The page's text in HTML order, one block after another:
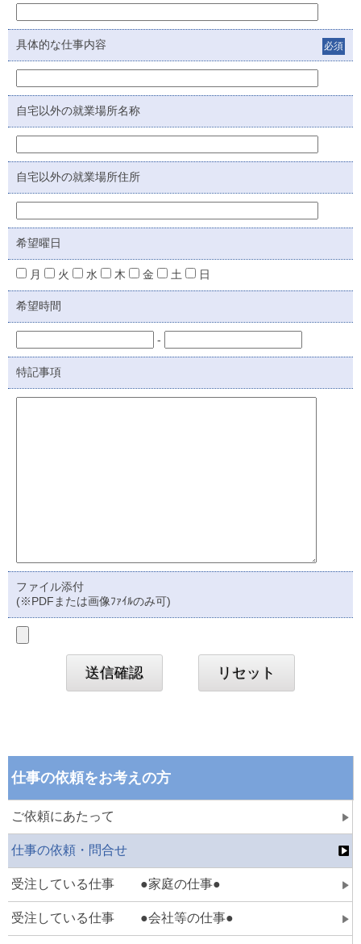
具体的な仕事内容 必須
自宅以外の就業場所名称
自宅以外の就業場所住所
希望曜日
月 火 水 木 金 土 日
希望時間
-
特記事項
ファイル添付
(※PDFまたは画像ﾌｧｲﾙのみ可)
仕事の依頼をお考えの方
ご依頼にあたって
仕事の依頼・問合せ
受注している仕事 ●家庭の仕事●
受注している仕事 ●会社等の仕事●